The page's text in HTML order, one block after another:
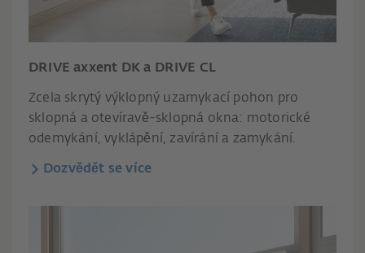
DRIVE axxent DK a DRIVE CL
Zcela skrytý výklopný uzamykací pohon pro
sklopná a otevíravě-sklopná okna: motorické
odemykání, vyklápění, zavírání a zamykání.
Dozvědět se více